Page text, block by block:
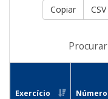
Copiar CSV
Procurar
Exercício Número